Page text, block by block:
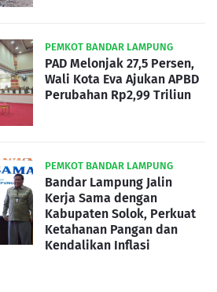
PEMKOT BANDAR LAMPUNG
PAD Melonjak 27,5 Persen,
Wali Kota Eva Ajukan APBD
Perubahan Rp2,99 Triliun
PEMKOT BANDAR LAMPUNG
Bandar Lampung Jalin
Kerja Sama dengan
Kabupaten Solok, Perkuat
Ketahanan Pangan dan
Kendalikan Inflasi